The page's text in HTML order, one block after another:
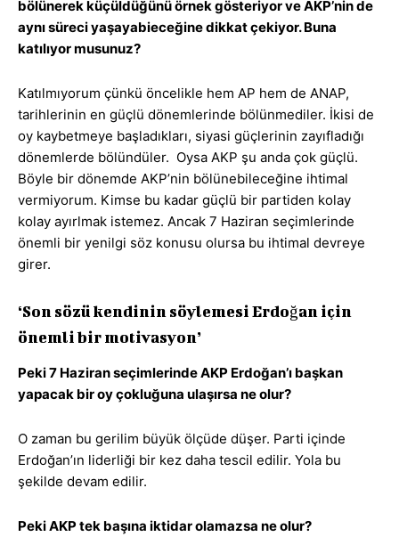
bölünerek küçüldüğünü örnek gösteriyor ve AKP’nin de
aynı süreci yaşayabieceğine dikkat çekiyor. Buna
katılıyor musunuz?
Katılmıyorum çünkü öncelikle hem AP hem de ANAP,
tarihlerinin en güçlü dönemlerinde bölünmediler. İkisi de
oy kaybetmeye başladıkları, siyasi güçlerinin zayıfladığı
dönemlerde bölündüler. Oysa AKP şu anda çok güçlü.
Böyle bir dönemde AKP’nin bölünebileceğine ihtimal
vermiyorum. Kimse bu kadar güçlü bir partiden kolay
kolay ayırlmak istemez. Ancak 7 Haziran seçimlerinde
önemli bir yenilgi söz konusu olursa bu ihtimal devreye
girer.
‘Son sözü kendinin söylemesi Erdoğan için
önemli bir motivasyon’
Peki 7 Haziran seçimlerinde AKP Erdoğan’ı başkan
yapacak bir oy çokluğuna ulaşırsa ne olur?
O zaman bu gerilim büyük ölçüde düşer. Parti içinde
Erdoğan’ın liderliği bir kez daha tescil edilir. Yola bu
şekilde devam edilir.
Peki AKP tek başına iktidar olamazsa ne olur?